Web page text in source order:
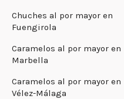
Chuches al por mayor en
Fuengirola
Caramelos al por mayor en
Marbella
Caramelos al por mayor en
Vélez-Málaga